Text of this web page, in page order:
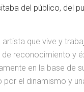
del público, del
artista que vive y
reconocimiento y
en la base de
el dinamismo y